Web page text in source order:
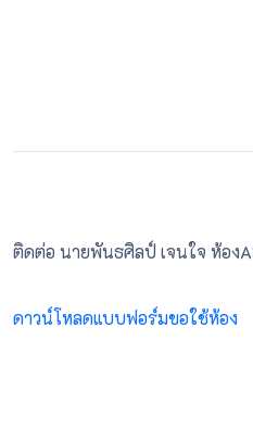
ติดต่อ นายพันธศิลป์ เจนใจ ห้อง
ดาวน์โหลดแบบฟอร์มขอใช้ห้อง